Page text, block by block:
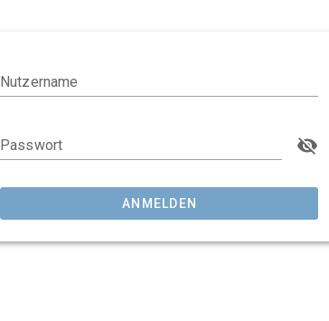
Nutzername
Passwort
ANMELDEN